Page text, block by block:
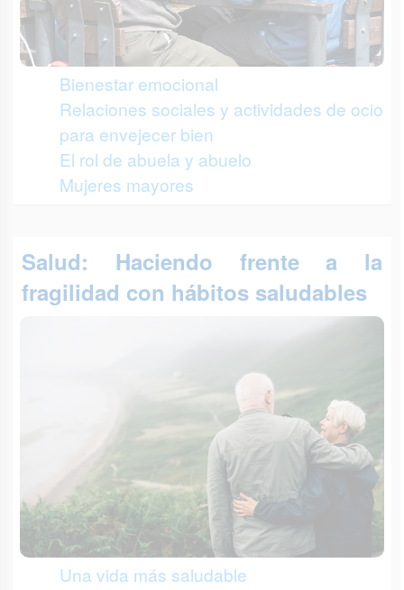
Bienestar emocional
Relaciones sociales y actividades de ocio
para envejecer bien
El rol de abuela y abuelo
Mujeres mayores
Salud: Haciendo frente a la
fragilidad con hábitos saludables
Una vida más saludable